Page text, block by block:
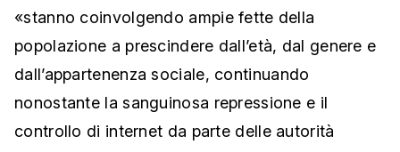
«stanno coinvolgendo ampie fette della
popolazione a prescindere dall’età, dal genere e
dall’appartenenza sociale, continuando
nonostante la sanguinosa repressione e il
controllo di internet da parte delle autorità